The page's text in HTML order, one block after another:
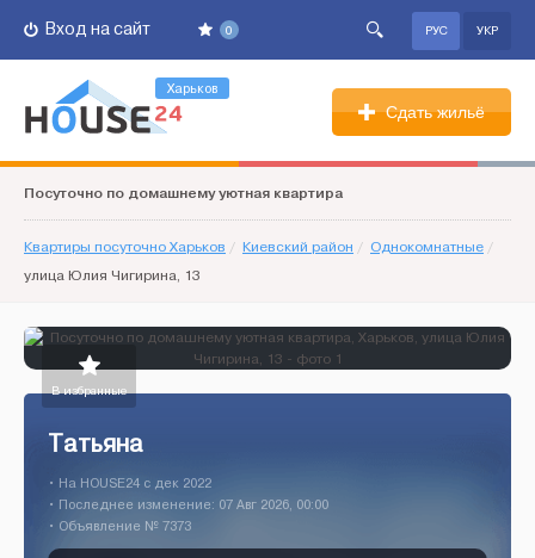
0
Вход на сайт РУС УКР
Харьков
Сдать жильё
Посуточно по домашнему уютная квартира
Квартиры посуточно Харьков / Киевский район / Однокомнатные /
улица Юлия Чигирина, 13
В избранные
Татьяна
• На HOUSE24 c дек 2022
• Последнее изменение: 07 Авг 2026, 00:00
• Объявление № 7373